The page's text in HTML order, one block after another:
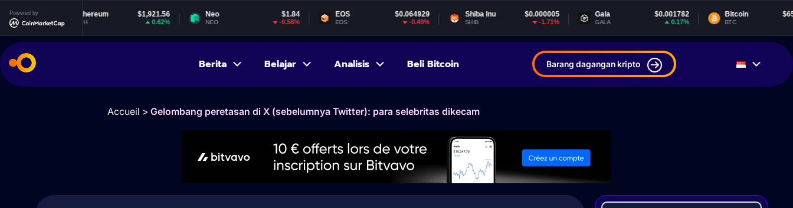
Powered byEthereum $1,921.56
ETH
Neo
NEO
EOS $0.064929
EOS
Shiba Inu $0.000005
SHIB
Gala $0.001782
GALA
Bitcoin $65,102.37
BTC
Berita Belajar Analisis Beli Bitcoin Barang dagangan kripto
Accueil > Gelombang peretasan di X (sebelumnya Twitter): para selebritas dikecam